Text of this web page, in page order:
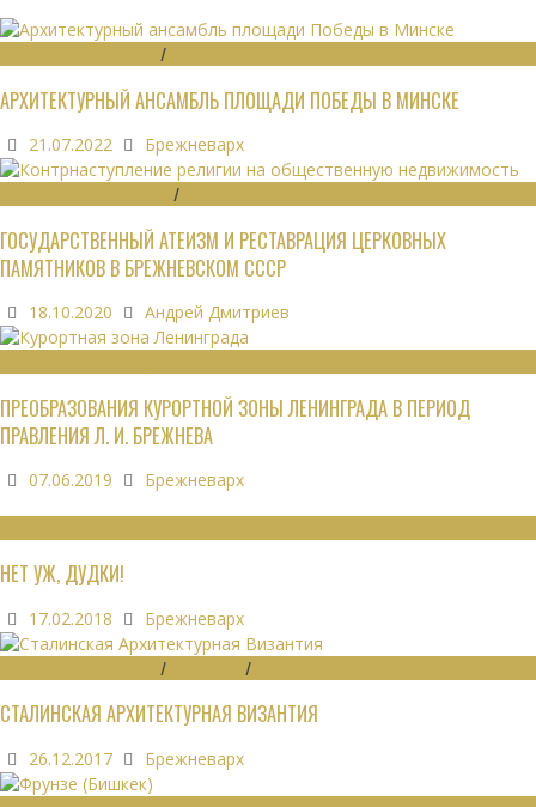
/
АРХИТЕКТУРНЫЙ АНСАМБЛЬ ПЛОЩАДИ ПОБЕДЫ В МИНСКЕ
21.07.2022 Брежневарх
/
ГОСУДАРСТВЕННЫЙ АТЕИЗМ И РЕСТАВРАЦИЯ ЦЕРКОВНЫХ
ПАМЯТНИКОВ В БРЕЖНЕВСКОМ СССР
18.10.2020 Андрей Дмитриев
ПРЕОБРАЗОВАНИЯ КУРОРТНОЙ ЗОНЫ ЛЕНИНГРАДА В ПЕРИОД
ПРАВЛЕНИЯ Л. И. БРЕЖНЕВА
07.06.2019 Брежневарх
НЕТ УЖ, ДУДКИ!
17.02.2018 Брежневарх
/ /
СТАЛИНСКАЯ АРХИТЕКТУРНАЯ ВИЗАНТИЯ
26.12.2017 Брежневарх